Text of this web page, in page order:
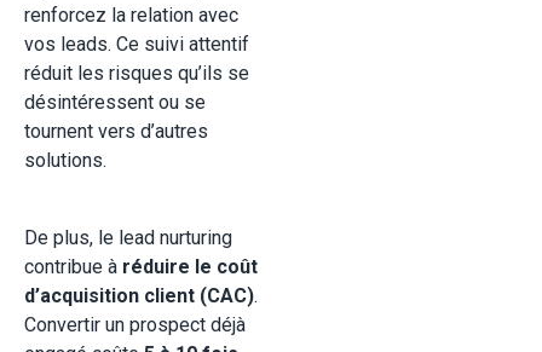
renforcez la relation avec
vos leads. Ce suivi attentif
réduit les risques qu’ils se
désintéressent ou se
tournent vers d’autres
solutions.
De plus, le lead nurturing
contribue à réduire le coût
d’acquisition client (CAC).
Convertir un prospect déjà